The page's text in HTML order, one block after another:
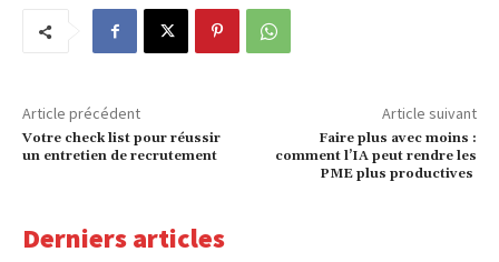
Article précédent
Votre check list pour réussir
un entretien de recrutement
Article suivant
Faire plus avec moins :
comment l’IA peut rendre les
PME plus productives
Derniers articles